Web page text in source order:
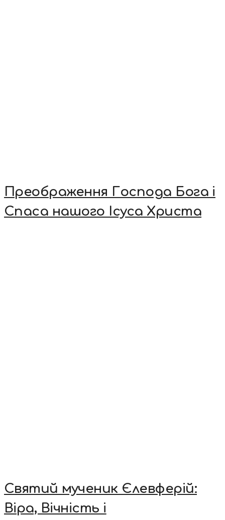
Преображення Господа Бога і
Спаса нашого Ісуса Христа
Святий мученик Єлевферій:
Віра, Вічність і